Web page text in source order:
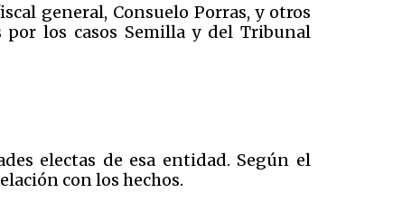
general, Consuelo Porras, y otros
los casos Semilla y del Tribunal
electas de esa entidad. Según el
con los hechos.